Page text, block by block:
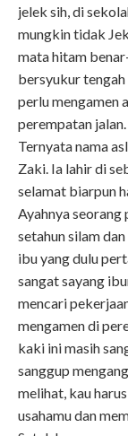
jelek sih, di
mungkin tidak
mata hitam
bersyukur
perlu mengamen
perempatan
Ternyata nama
Zaki. Ia lahir di
selamat biarpun
Ayahnya seorang
setahun silam
ibu yang dulu
sangat sayang
mencari
mengamen di
kaki ini masih
sanggup
melihat, kau
usahamu dan